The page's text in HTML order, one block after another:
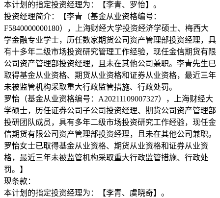
本计划的指定投资经理为：【李青、罗怡】。
投资经理简介：【李青（基金从业资格编号：
F5840000000180），上海财经大学投资经济学硕士、梅西大
学金融专业学士，历任数家期货公司资产管理部投资经理，具
有十多年二级市场投资研究管理工作经验，现任金信期货有限
公司资产管理部投资经理，且未在其他公司兼职。李青先生已
取得基金从业资格、期货从业资格和证券从业资格，最近三年
未被监管机构采取重大行政监管措施、行政处罚。
罗怡（基金从业资格编号：A20211109007327），上海财经大
学硕士，历任证券公司子公司投资经理、期货公司资产管理部
投研团队成员，具有多年二级市场投资研究工作经验，现任金
信期货有限公司资产管理部投资经理，且未在其他公司兼职。
罗怡女士已取得基金从业资格、期货从业资格和证券从业资
格，最近三年未被监管机构采取重大行政监管措施、行政处
罚。】
现条款：
本计划的指定投资经理为：【李青、虞晓奇】。